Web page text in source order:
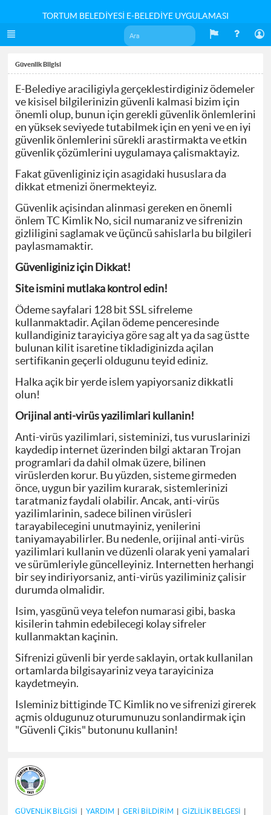
TORTUM BELEDİYESİ E-BELEDİYE UYGULAMASI
Güvenlik Bilgisi
E-Belediye araciligiyla gerçeklestirdiginiz ödemeler
ve kisisel bilgilerinizin güvenli kalmasi bizim için
önemli olup, bunun için gerekli güvenlik önlemlerini
en yüksek seviyede tutabilmek için en yeni ve en iyi
güvenlik önlemlerini sürekli arastirmakta ve etkin
güvenlik çözümlerini uygulamaya çalismaktayiz.
Fakat güvenliginiz için asagidaki hususlara da
dikkat etmenizi önermekteyiz.
Güvenlik açisindan alinmasi gereken en önemli
önlem TC Kimlik No, sicil numaraniz ve sifrenizin
gizliligini saglamak ve üçüncü sahislarla bu bilgileri
paylasmamaktir.
Güvenliginiz için Dikkat!
Site ismini mutlaka kontrol edin!
Ödeme sayfalari 128 bit SSL sifreleme
kullanmaktadir. Açilan ödeme penceresinde
kullandiginiz tarayiciya göre sag alt ya da sag üstte
bulunan kilit isaretine tikladiginizda açilan
sertifikanin geçerli oldugunu teyid ediniz.
Halka açik bir yerde islem yapiyorsaniz dikkatli
olun!
Orijinal anti-virüs yazilimlari kullanin!
Anti-virüs yazilimlari, sisteminizi, tus vuruslarinizi
kaydedip internet üzerinden bilgi aktaran Trojan
programlari da dahil olmak üzere, bilinen
virüslerden korur. Bu yüzden, sisteme girmeden
önce, uygun bir yazilim kurarak, sistemlerinizi
taratmaniz faydali olabilir. Ancak, anti-virüs
yazilimlarinin, sadece bilinen virüsleri
tarayabilecegini unutmayiniz, yenilerini
taniyamayabilirler. Bu nedenle, orijinal anti-virüs
yazilimlari kullanin ve düzenli olarak yeni yamalari
ve sürümleriyle güncelleyiniz. Internetten herhangi
bir sey indiriyorsaniz, anti-virüs yaziliminiz çalisir
durumda olmalidir.
Isim, yasgünü veya telefon numarasi gibi, baska
kisilerin tahmin edebilecegi kolay sifreler
kullanmaktan kaçinin.
Sifrenizi güvenli bir yerde saklayin, ortak kullanilan
ortamlarda bilgisayariniz veya tarayiciniza
kaydetmeyin.
Isleminiz bittiginde TC Kimlik no ve sifrenizi girerek
açmis oldugunuz oturumunuzu sonlandirmak için
"Güvenli Çikis" butonunu kullanin!
GÜVENLİK BİLGİSİ | YARDIM | GERİ BİLDİRİM | GİZLİLİK BELGESİ |